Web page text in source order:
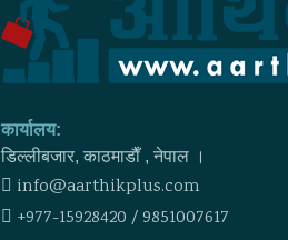
कार्यालय:
डिल्लीबजार, काठमाडाैँ , नेपाल ।
info@aarthikplus.com
+977-15928420 / 9851007617